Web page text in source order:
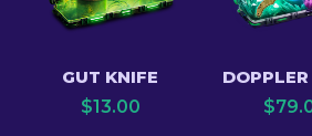
GUT KNIFE
$13.00
$